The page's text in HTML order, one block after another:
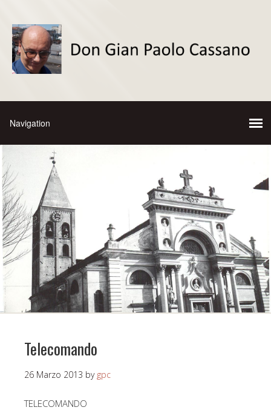
Telecomando
26 Marzo 2013 by gpc
TELECOMANDO